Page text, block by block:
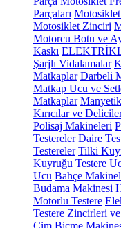
Parçaları
Motosiklet Zinciri
Motorcu Botu ve
Kaskı
Şarjlı Vidalamalar
Matkaplar Darbeli
Matkap Ucu ve
Matkaplar
Kırıcılar ve
Polisaj Makineleri
Testereler Daire
Testereler Tilki
Kuyruğu Testere
Ucu Bahçe
Budama Makinesi
Motorlu Testere
Testere Zincirleri ve
Çim Biçme